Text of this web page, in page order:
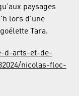
paysages
lors d'une
Tara.
d-arts-et-de-
nicolas-floc-